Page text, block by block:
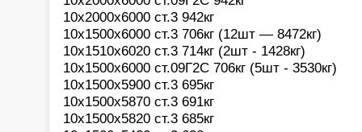
10х2000х6000 ст.3 942кг
10х1500х6000 ст.3 706кг (12шт — 8472кг)
10х1510х6020 ст.3 714кг (2шт - 1428кг)
10х1500х6000 ст.09Г2С 706кг (5шт - 3530кг)
10х1500х5900 ст.3 695кг
10х1500х5870 ст.3 691кг
10х1500х5820 ст.3 685кг